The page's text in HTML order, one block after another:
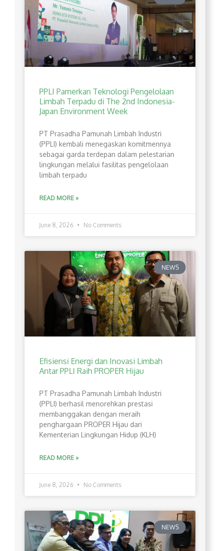
PPLI Pamerkan Teknologi Pengelolaan
Limbah Terpadu di The 2nd Indonesia-
Japan Environment Week
PT Prasadha Pamunah Limbah Industri
(PPLI) kembali menegaskan komitmennya
sebagai garda terdepan dalam pelestarian
lingkungan melalui fasilitas pengelolaan
limbah terpadu
READ MORE »
June 8, 2026 No Comments
NEWS
Efisiensi Energi dan Inovasi Limbah
Antar PPLI Raih PROPER Hijau
PT Prasadha Pamunah Limbah Industri
(PPLI) berhasil menorehkan prestasi
membanggakan dengan meraih
penghargaan PROPER Hijau dari
Kementerian Lingkungan Hidup (KLH)
READ MORE »
June 8, 2026 No Comments
NEWS